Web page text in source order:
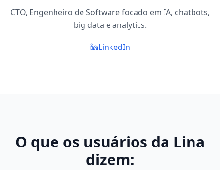
CTO, Engenheiro de Software focado em IA, chatbots,
big data e analytics.
LinkedIn
O que os usuários da Lina
dizem: